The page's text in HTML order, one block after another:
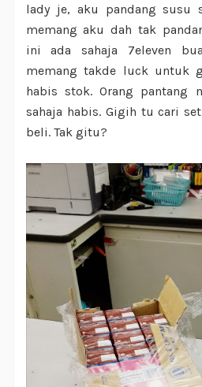
lady je, aku pandang susu
memang aku dah tak
ini ada sahaja 7eleven
memang takde luck untuk
habis stok. Orang pantang
sahaja habis. Gigih tu cari
beli. Tak gitu?